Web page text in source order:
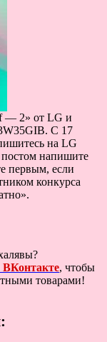
— 2» от LG и
С 17
на LG
напишите
первым, если
конкурса
, чтобы
товарами!